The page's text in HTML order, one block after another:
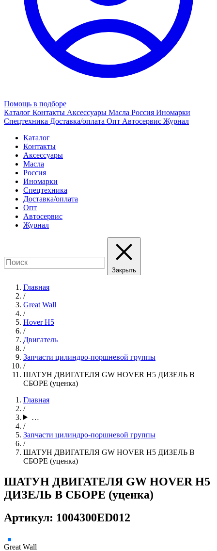
Помощь в подборе
Каталог Контакты Аксессуары Масла Россия Иномарки
Спецтехника Доставка/оплата Опт Автосервис Журнал
Каталог
Контакты
Аксессуары
Масла
Россия
Иномарки
Спецтехника
Доставка/оплата
Опт
Автосервис
Журнал
Закрыть
Главная
/
Great Wall
/
Hover H5
/
Двигатель
/
Запчасти цилиндро-поршневой группы
/
ШАТУН ДВИГАТЕЛЯ GW HOVER H5 ДИЗЕЛЬ В
СБОРЕ (уценка)
Главная
/
…
/
Запчасти цилиндро-поршневой группы
/
ШАТУН ДВИГАТЕЛЯ GW HOVER H5 ДИЗЕЛЬ В
СБОРЕ (уценка)
ШАТУН ДВИГАТЕЛЯ GW HOVER H5
ДИЗЕЛЬ В СБОРЕ (уценка)
Артикул: 1004300ED012
Great Wall